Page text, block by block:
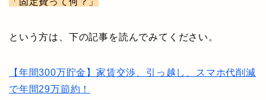
という方は、下の記事を読んでみてください。
【年間300万貯金】家賃交渉、引っ越し、スマホ代削減
で年間29万節約！